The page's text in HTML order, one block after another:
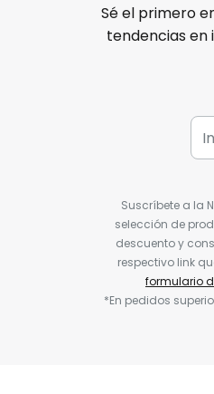
Sé el primero
tendencias en
Suscríbete a la
selección de
descuento y
respectivo link
formulario
*En pedidos